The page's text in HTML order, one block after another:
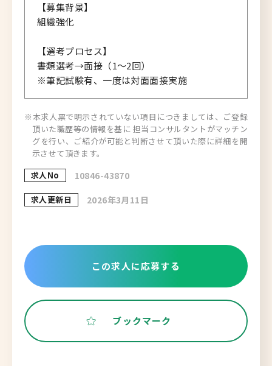
【募集背景】
組織強化
【選考プロセス】
書類選考→面接（1～2回）
※筆記試験有、一度は対面面接実施
※本求人票で明示されていない項目につきましては、ご登録
頂いた職歴等の情報を基に 担当コンサルタントがマッチン
グを行い、ご紹介が可能と判断させて頂いた際に詳細を開
示させて頂きます。
求人No
10846-43870
求人更新日 2026年3月11日
この求人に応募する
ブックマーク